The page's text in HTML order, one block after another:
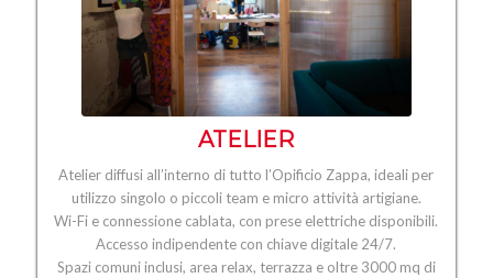
ATELIER
Atelier diffusi all’interno di tutto l’Opificio Zappa, ideali per
utilizzo singolo o piccoli team e micro attività artigiane.
Wi-Fi e connessione cablata, con prese elettriche disponibili.
Accesso indipendente con chiave digitale 24/7.
Spazi comuni inclusi, area relax, terrazza e oltre 3000 mq di